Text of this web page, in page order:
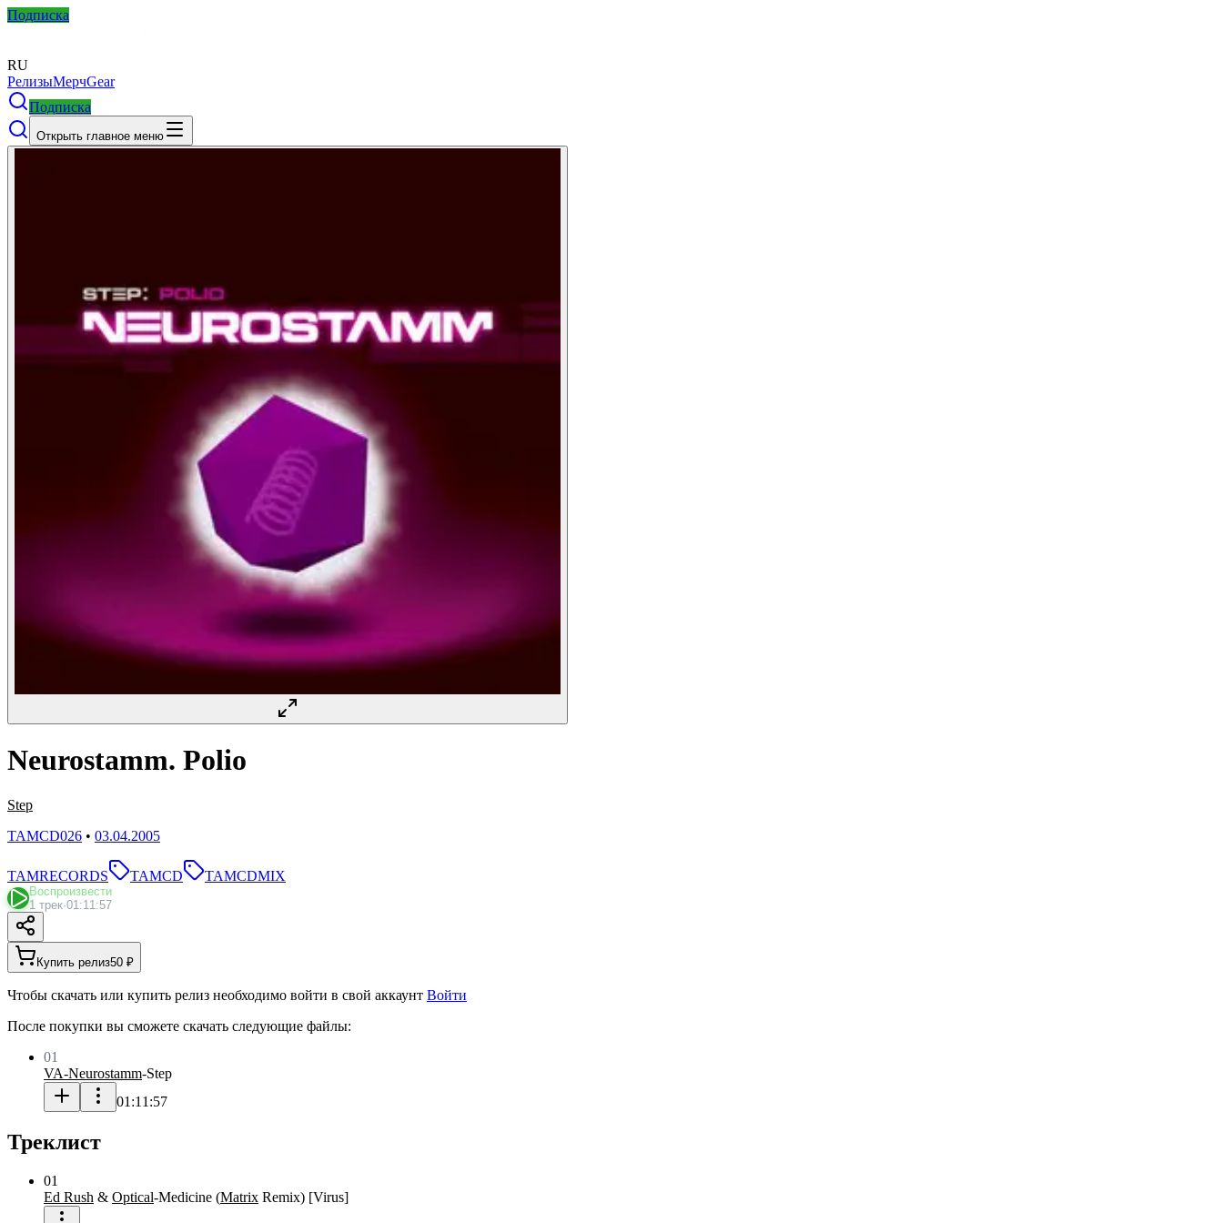
Подписка
RU
РелизыМерчGear
Подписка
Открыть главное меню
Neurostamm. Polio
Step
TAMCD026 • 03.04.2005
TAMRECORDS TAMCD TAMCDMIX
Воспроизвести
1 трек·01:11:57
Купить релиз50 ₽
Чтобы скачать или купить релиз необходимо войти в свой аккаунт Войти
После покупки вы сможете скачать следующие файлы:
01
VA-Neurostamm-Step
01:11:57
Треклист
01
Ed Rush & Optical-Medicine (Matrix Remix) [Virus]